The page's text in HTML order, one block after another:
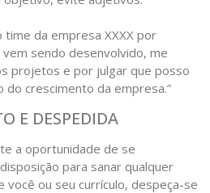
da empresa XXXX por
sendo desenvolvido, me
projetos e por julgar que posso
do crescimento da empresa.”
E DESPEDIDA
a oportunidade de se
para sanar qualquer
você ou seu currículo, despeça-se